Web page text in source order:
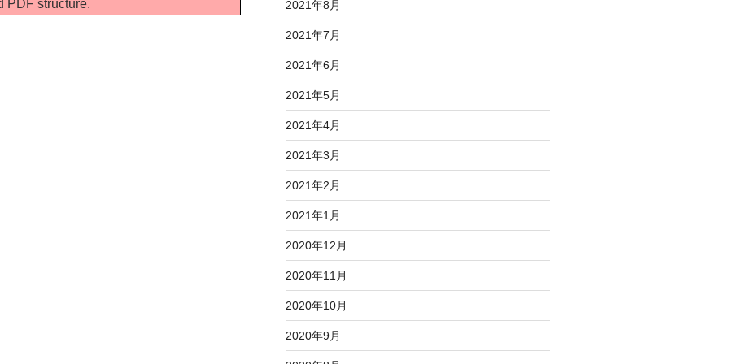
PDF structure. 2021年8月
2021年7月
2021年6月
2021年5月
2021年4月
2021年3月
2021年2月
2021年1月
2020年12月
2020年11月
2020年10月
2020年9月